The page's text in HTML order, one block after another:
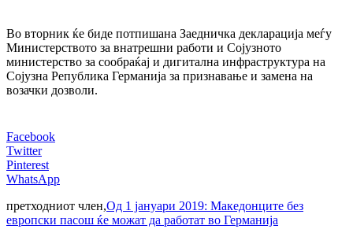
Во вторник ќе биде потпишана Заедничка декларација меѓу
Министерството за внатрешни работи и Сојузното
министерство за сообраќај и дигитална инфраструктура на
Сојузна Република Германија за признавање и замена на
возачки дозволи.
Facebook
Twitter
Pinterest
WhatsApp
претходниот член,Од 1 јануари 2019: Македонците без
европски пасош ќе можат да работат во Германија